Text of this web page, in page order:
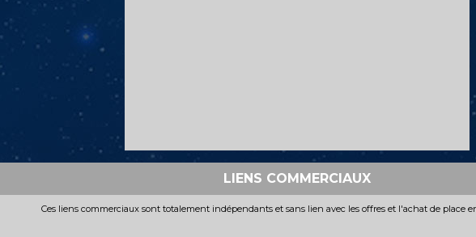
LIENS COMMERCIAUX
Ces liens commerciaux sont totalement indépendants et sans lien avec les offres et l'achat de place